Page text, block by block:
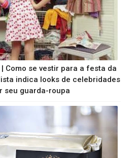
Como se vestir para a festa da
indica looks de celebridades
seu guarda-roupa